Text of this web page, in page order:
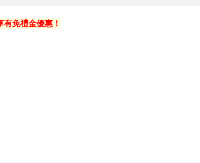
免禮金優惠！